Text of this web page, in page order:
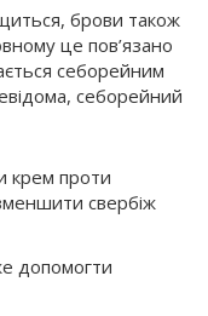
брови також
це пов’язано
себорейним
себорейний
крем проти
свербіж
допомогти